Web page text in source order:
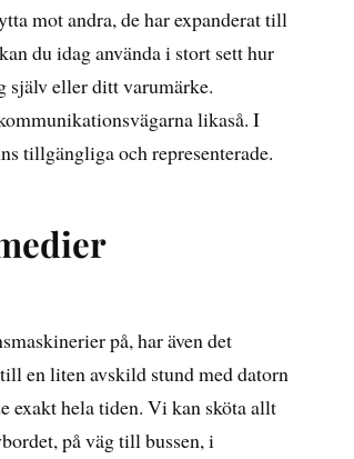
mot andra, de har expanderat till
du idag använda i stort sett hur
själv eller ditt varumärke.
likaså. I
tillgängliga och representerade.
på, har även det
en liten avskild stund med datorn
exakt hela tiden. Vi kan sköta allt
på väg till bussen, i